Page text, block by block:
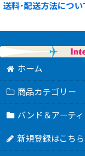
送料･配送方法につい
ホーム
商品カテゴリー
バンド＆アーテ
新規登録はこちら